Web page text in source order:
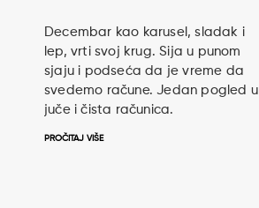
Decembar kao karusel, sladak i
lep, vrti svoj krug. Sija u punom
sjaju i podseća da je vreme da
svedemo račune. Jedan pogled u
juče i čista računica.
PROČITAJ VIŠE